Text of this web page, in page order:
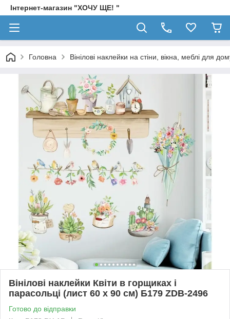
Інтернет-магазин "ХОЧУ ЩЕ! "
Головна Вінілові наклейки на стіни, вікна, меблі для
Вінілові наклейки Квіти в горщиках і
парасольці (лист 60 х 90 см) Б179 ZDB-2496
Готово до відправки